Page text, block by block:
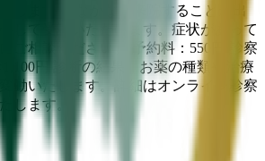
します。 なかなか来院することが出
して受診いただけます。症状があって
ご相談ください。 予約料：550円 診察
円 診断の結果、お薬の種類や治療
動いたします。詳細はオンライン診察
します。